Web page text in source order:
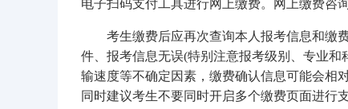
电子扫码支付工具进行网上缴费。网上缴费咨询
考生缴费后应再次查询本人报考信息和缴费
件、报考信息无误(特别注意报考级别、专业
输速度等不确定因素，缴费确认信息可能会相
同时建议考生不要同时开启多个缴费页面进行